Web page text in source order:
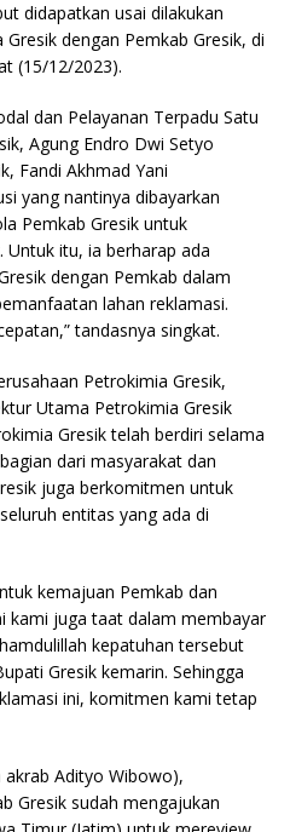
didapatkan usai dilakukan
dengan Pemkab Gresik, di
(15/12/2023).
dan Pelayanan Terpadu Satu
Agung Endro Dwi Setyo
Fandi Akhmad Yani
yang nantinya dibayarkan
Pemkab Gresik untuk
itu, ia berharap ada
dengan Pemkab dalam
lahan reklamasi.
tandasnya singkat.
Petrokimia Gresik,
Utama Petrokimia Gresik
Gresik telah berdiri selama
dari masyarakat dan
juga berkomitmen untuk
entitas yang ada di
kemajuan Pemkab dan
kami juga taat dalam membayar
kepatuhan tersebut
Gresik kemarin. Sehingga
ini, komitmen kami tetap
Adityo Wibowo),
Gresik sudah mengajukan